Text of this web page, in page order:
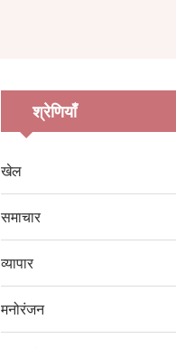
श्रेणियाँ
खेल
समाचार
व्यापार
मनोरंजन